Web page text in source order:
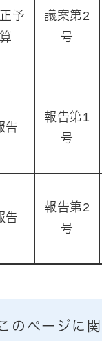
予
算
議案第2
号
告
報告第1
号
告
報告第2
号
のページに